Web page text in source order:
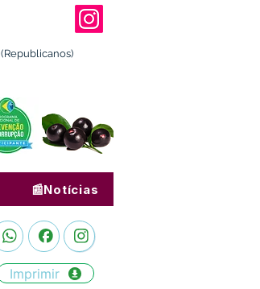
(Republicanos)
📰Notícias
Imprimir